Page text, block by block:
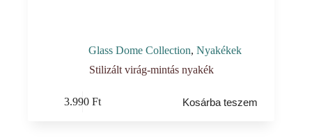
Glass Dome Collection,Nyakékek
Stilizált virág-mintás nyakék
3.990Ft Kosárba teszem